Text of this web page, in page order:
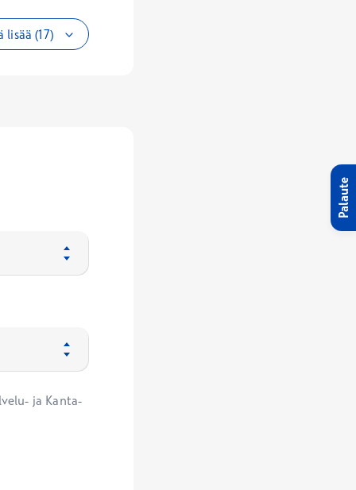
lisää (17)
ja Kanta-
Palaute